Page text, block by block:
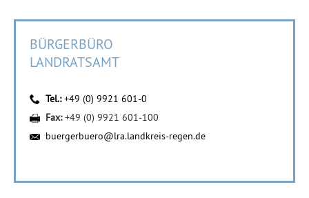
BÜRGERBÜRO
LANDRATSAMT
Tel.:+49 (0) 9921 601-0
Fax:+49 (0) 9921 601-100
buergerbuero@lra.landkreis-regen.de